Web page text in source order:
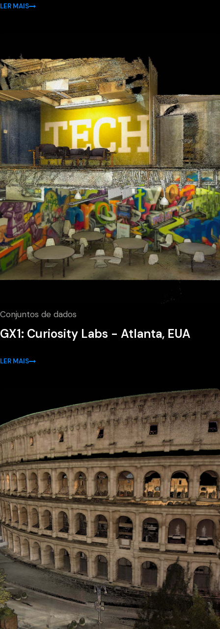
LER MAIS
Conjuntos de dados
GX1: Curiosity Labs - Atlanta, EUA
LER MAIS